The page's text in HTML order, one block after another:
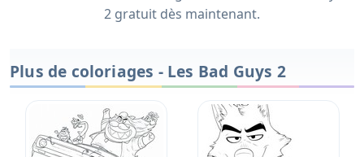
2 gratuit dès maintenant.
Plus de coloriages - Les Bad Guys 2